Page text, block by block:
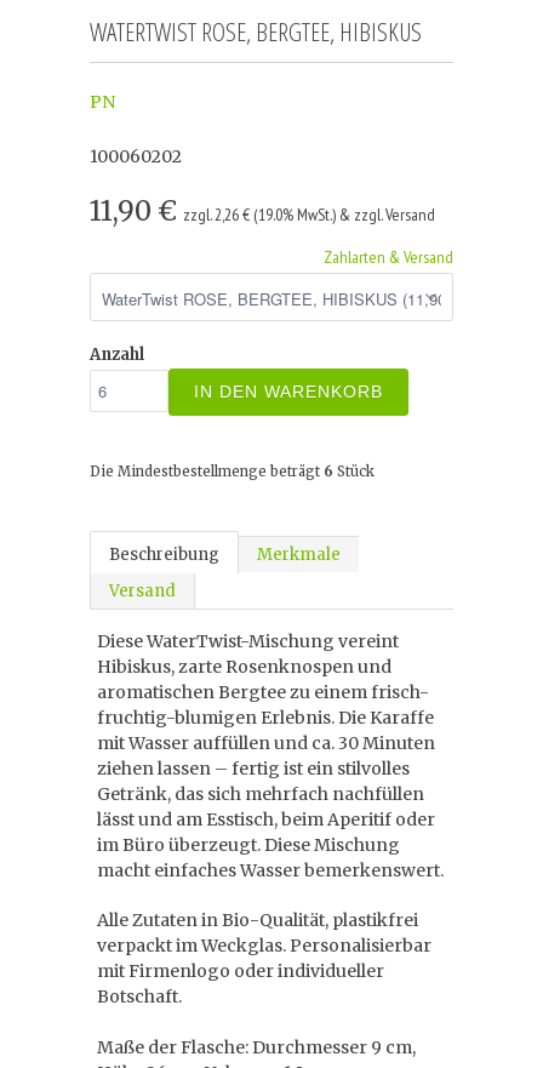
WATERTWIST ROSE, BERGTEE, HIBISKUS
PN
100060202
11,90 € zzgl. 2,26 € (19.0% MwSt.) & zzgl. Versand
Zahlarten & Versand
Anzahl
IN DEN WARENKORB
Die Mindestbestellmenge beträgt 6 Stück
Beschreibung
Merkmale
Versand
Diese WaterTwist-Mischung vereint
Hibiskus, zarte Rosenknospen und
aromatischen Bergtee zu einem frisch-
fruchtig-blumigen Erlebnis. Die Karaffe
mit Wasser auffüllen und ca. 30 Minuten
ziehen lassen – fertig ist ein stilvolles
Getränk, das sich mehrfach nachfüllen
lässt und am Esstisch, beim Aperitif oder
im Büro überzeugt. Diese Mischung
macht einfaches Wasser bemerkenswert.
Alle Zutaten in Bio-Qualität, plastikfrei
verpackt im Weckglas. Personalisierbar
mit Firmenlogo oder individueller
Botschaft.
Maße der Flasche: Durchmesser 9 cm,